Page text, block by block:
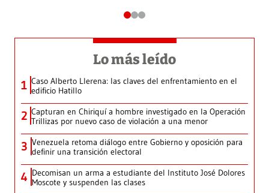
Lo más leído
1 Caso Alberto Llerena: las claves del enfrentamiento en el
edificio Hatillo
2 Capturan en Chiriquí a hombre investigado en la Operación
Trillizas por nuevo caso de violación a una menor
3 Venezuela retoma diálogo entre Gobierno y oposición para
definir una transición electoral
4 Decomisan un arma a estudiante del Instituto José Dolores
Moscote y suspenden las clases